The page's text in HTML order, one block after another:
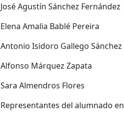
José Agustín Sánchez Fernández
Elena Amalia Bablé Pereira
Antonio Isidoro Gallego Sánchez
Alfonso Márquez Zapata
Sara Almendros Flores
Representantes del alumnado